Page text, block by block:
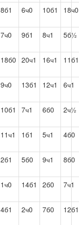
8б1 6ч0 10б1 18ч0
7ч0 9б1 8ч1 5б½
18б0 20ч1 16ч1 11б1
9ч0 13б1 12ч1 6ч1
10б1 7ч1 6б0 2ч½
11ч1 1б1 5ч1 4б0
2б1 5б0 9ч1 8б0
1ч0 14б1 2б0 7ч1
4б1 2ч0 7б0 12б1